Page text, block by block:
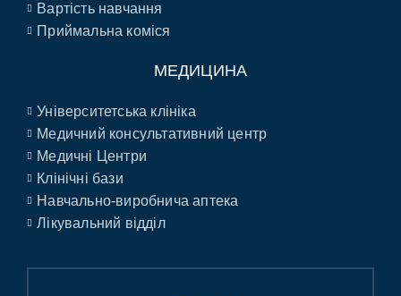
Вартість навчання
Приймальна коміся
МЕДИЦИНА
Університетська клініка
Медичний консультативний центр
Медичні Центри
Клінічні бази
Навчально-виробнича аптека
Лікувальний відділ